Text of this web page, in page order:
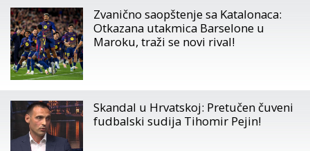
Zvanično saopštenje sa Katalonaca:
Otkazana utakmica Barselone u
Maroku, traži se novi rival!
Skandal u Hrvatskoj: Pretučen čuveni
fudbalski sudija Tihomir Pejin!